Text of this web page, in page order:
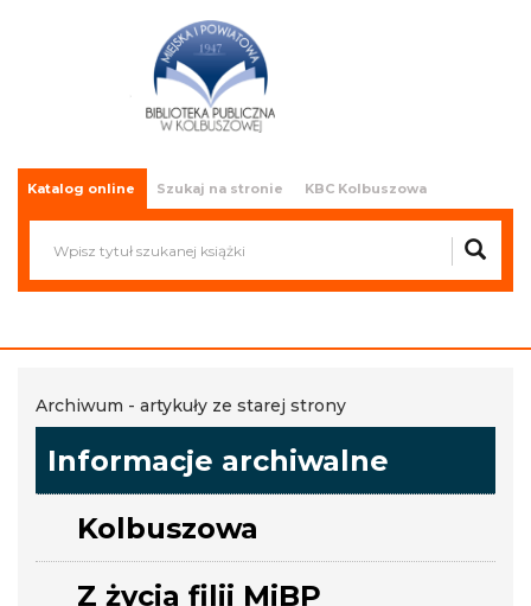
Miejska i Powiatowa Biblioteka
Publiczna w Kolbuszowej
Katalog online Szukaj na stronie KBC Kolbuszowa
Archiwum - artykuły ze starej strony
Informacje archiwalne
Kolbuszowa
Z życia filii MiBP